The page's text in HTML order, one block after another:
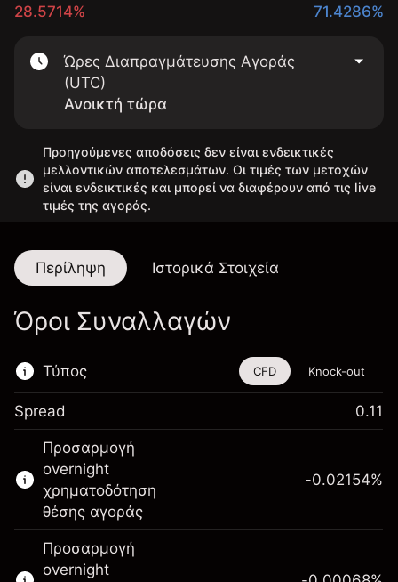
28.5714% 71.4286%
Ώρες Διαπραγμάτευσης Αγοράς
(UTC)
Ανοικτή τώρα
Προηγούμενες αποδόσεις δεν είναι ενδεικτικές
μελλοντικών αποτελεσμάτων. Οι τιμές των μετοχών
είναι ενδεικτικές και μπορεί να διαφέρουν από τις live
τιμές της αγοράς.
Περίληψη Ιστορικά Στοιχεία
Όροι Συναλλαγών
Τύπος
Αυτό το χρηματοοικονομικό εργαλείο είναι
διαθέσιμο για διαπραγμάτευση μέσω CFDs
και Knock-outs.
Μάθετε περισσότερα σχετικά με:
CFDs
Knock-outs
CFD Knock-out
Spread 0.11
Προσαρμογή
overnight
χρηματοδότηση
θέσης αγοράς
-0.02154%
Προσαρμογή
overnight